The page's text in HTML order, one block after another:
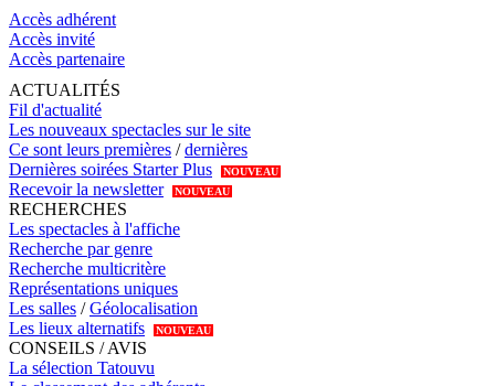
Accès adhérent
Accès invité
Accès partenaire
ACTUALITÉS
Fil d'actualité
Les nouveaux spectacles sur le site
Ce sont leurs premières /dernières
Dernières soirées Starter Plus
NOUVEAU
Recevoir la newsletter NOUVEAU
RECHERCHES
Les spectacles à l'affiche
Recherche par genre
Recherche multicritère
Représentations uniques
Les salles /Géolocalisation
Les lieux alternatifs
NOUVEAU
CONSEILS / AVIS
La sélection Tatouvu